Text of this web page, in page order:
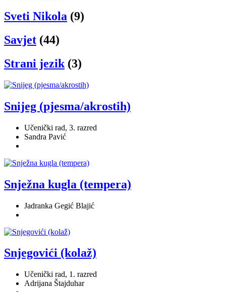
Sveti Nikola (9)
Savjet (44)
Strani jezik (3)
Snijeg (pjesma/akrostih)
Učenički rad, 3. razred
Sandra Pavić
Snježna kugla (tempera)
Jadranka Gegić Blajić
Snjegovići (kolaž)
Učenički rad, 1. razred
Adrijana Štajduhar